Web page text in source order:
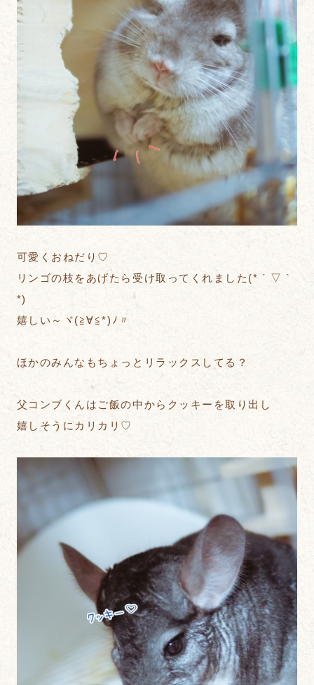
可愛くおねだり♡
リンゴの枝をあげたら受け取ってくれました(* ´ ▽ `
*)
嬉しい～ヾ(≧∀≦*)ﾉ〃
ほかのみんなもちょっとリラックスしてる？
父コンブくんはご飯の中からクッキーを取り出し
嬉しそうにカリカリ♡